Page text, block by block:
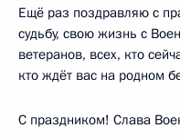
Ещё раз поздравляю с
судьбу, свою жизнь с
ветеранов, всех, кто
кто ждёт вас на родном
С праздником! Слава